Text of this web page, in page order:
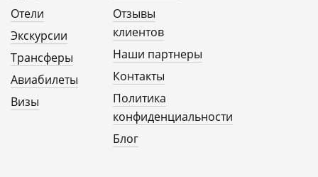
Отели
Экскурсии
Трансферы
Авиабилеты
Визы
Отзывы
клиентов
Наши партнеры
Контакты
Политика
конфиденциальности
Блог